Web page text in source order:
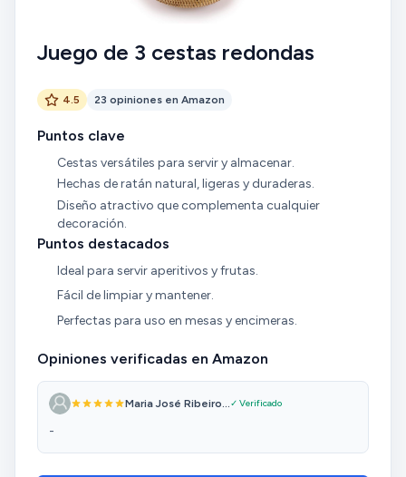
Juego de 3 cestas redondas
4.5 23 opiniones en Amazon
Puntos clave
Cestas versátiles para servir y almacenar.
Hechas de ratán natural, ligeras y duraderas.
Diseño atractivo que complementa cualquier
decoración.
Puntos destacados
Ideal para servir aperitivos y frutas.
Fácil de limpiar y mantener.
Perfectas para uso en mesas y encimeras.
Opiniones verificadas en Amazon
Maria José Ribeiro... ✓ Verificado
-